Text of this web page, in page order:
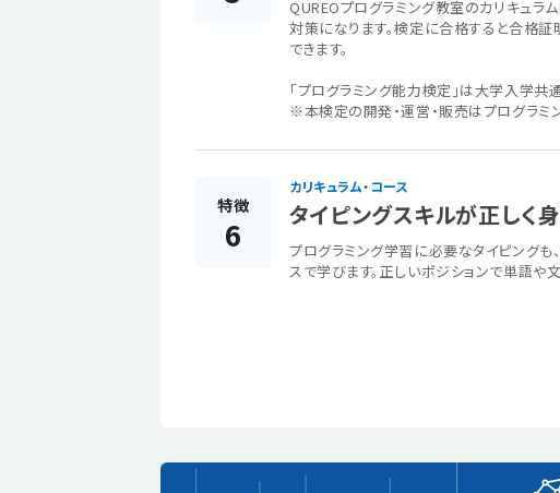
QUREOプログラミング教室のカリキュラ
対策になります。検定に合格すると合格
できます。
「プログラミング能力検定」は大学入学共
※本検定の開発・運営・販売はプログラミ
特徴
6
カリキュラム・コース
タイピングスキルが正しく
プログラミング学習に必要なタイピングも
スで学びます。正しいポジションで単語や